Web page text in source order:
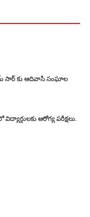
సార్ కు ఆదివాసి సంఘాల
ఆరోగ్య పరీక్షలు.